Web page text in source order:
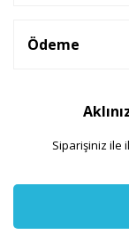
Ödeme
Siparişiniz ile